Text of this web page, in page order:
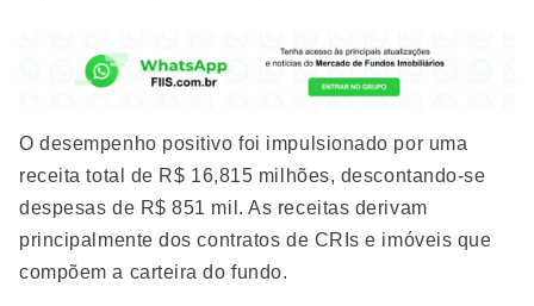
O desempenho positivo foi impulsionado por uma
receita total de R$ 16,815 milhões, descontando-se
despesas de R$ 851 mil. As receitas derivam
principalmente dos contratos de CRIs e imóveis que
compõem a carteira do fundo.